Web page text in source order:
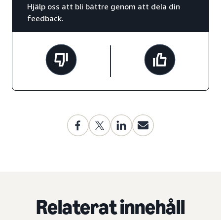
Hjälp oss att bli bättre genom att dela din
feedback.
Relaterat innehåll